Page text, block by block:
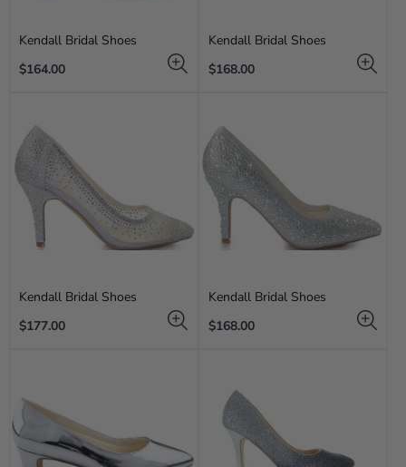
Kendall Bridal Shoes
Regular
$164.00
Kendall Bridal Shoes
Regular
$168.00
Kendall Bridal Shoes
Regular
$177.00
Kendall Bridal Shoes
Regular
$168.00